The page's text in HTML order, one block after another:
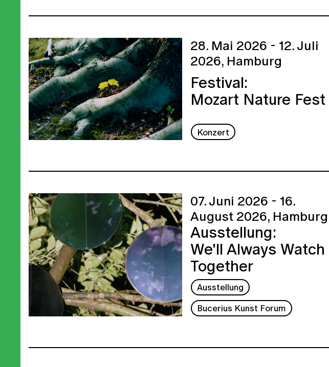
28. Mai 2026 - 12. Juli
2026, Hamburg
Festival:
Mozart Nature Fest
Konzert
07. Juni 2026 - 16.
August 2026, Hamburg
Ausstellung:
We'll Always Watch
Together
Ausstellung
Bucerius Kunst Forum